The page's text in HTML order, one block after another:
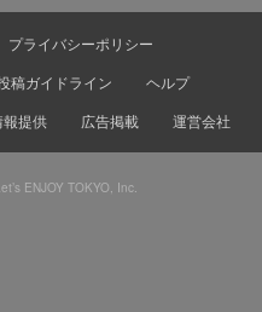
プライバシーポリシー
稿ガイドライン
ヘルプ
提供 広告掲載 運営会社
ENJOY TOKYO, Inc.